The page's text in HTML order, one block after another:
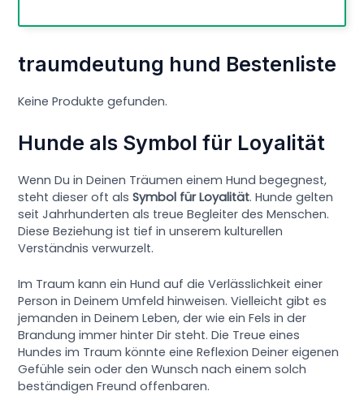
traumdeutung hund Bestenliste
Keine Produkte gefunden.
Hunde als Symbol für Loyalität
Wenn Du in Deinen Träumen einem Hund begegnest,
steht dieser oft alsSymbol für Loyalität. Hunde gelten
seit Jahrhunderten als treue Begleiter des Menschen.
Diese Beziehung ist tief in unserem kulturellen
Verständnis verwurzelt.
Im Traum kann ein Hund auf die Verlässlichkeit einer
Person in Deinem Umfeld hinweisen. Vielleicht gibt es
jemanden in Deinem Leben, der wie ein Fels in der
Brandung immer hinter Dir steht. Die Treue eines
Hundes im Traum könnte eine Reflexion Deiner eigenen
Gefühle sein oder den Wunsch nach einem solch
beständigen Freund offenbaren.